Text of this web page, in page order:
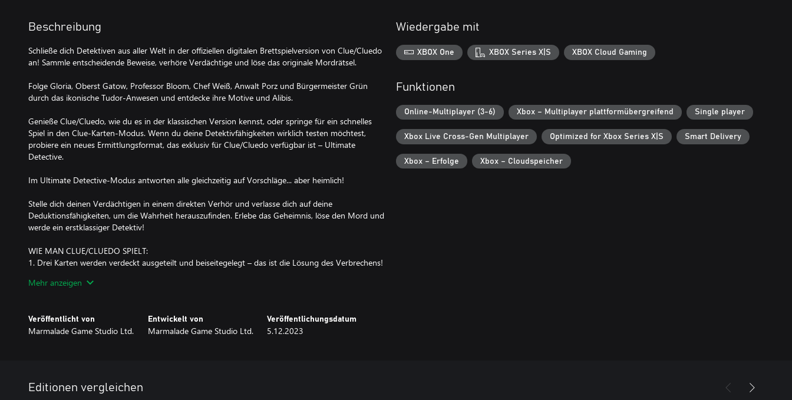
Beschreibung
Schließe dich Detektiven aus aller Welt in der offiziellen digitalen Brettspielversion von Clue/Cluedo
an! Sammle entscheidende Beweise, verhöre Verdächtige und löse das originale Mordrätsel.
Folge Gloria, Oberst Gatow, Professor Bloom, Chef Weiß, Anwalt Porz und Bürgermeister Grün
durch das ikonische Tudor-Anwesen und entdecke ihre Motive und Alibis.
Genieße Clue/Cluedo, wie du es in der klassischen Version kennst, oder springe für ein schnelles
Spiel in den Clue-Karten-Modus. Wenn du deine Detektivfähigkeiten wirklich testen möchtest,
probiere ein neues Ermittlungsformat, das exklusiv für Clue/Cluedo verfügbar ist – Ultimate
Detective.
Im Ultimate Detective-Modus antworten alle gleichzeitig auf Vorschläge... aber heimlich!
Stelle dich deinen Verdächtigen in einem direkten Verhör und verlasse dich auf deine
Deduktionsfähigkeiten, um die Wahrheit herauszufinden. Erlebe das Geheimnis, löse den Mord und
werde ein erstklassiger Detektiv!
WIE MAN CLUE/CLUEDO SPIELT:
1. Drei Karten werden verdeckt ausgeteilt und beiseitegelegt – das ist die Lösung des Verbrechens!
sie nicht Teil der Lösung sein können.
nach der Mörder ist, welche Waffe sie benutzt haben und wo das Verbrechen stattfand.
5. Andere Spieler werden dann versuchen, deinen Vorschlag zu widerlegen; wenn einer deiner
widerlegt wurden.
7. Denkst du, du hast es herausgefunden? Es ist Zeit, eine Anklage zu erheben! Sei jedoch vorsichtig
Mehr anzeigen
Veröffentlicht von
Marmalade Game Studio Ltd.
Entwickelt von
Marmalade Game Studio Ltd.
Veröffentlichungsdatum
5.12.2023
Wiedergabe mit
XBOX One XBOX Series X|S XBOX Cloud Gaming
Funktionen
Online-Multiplayer (3-6) Xbox – Multiplayer plattformübergreifend Single player
Xbox Live Cross-Gen Multiplayer Optimized for Xbox Series X|S Smart Delivery
Xbox – Erfolge Xbox – Cloudspeicher
Editionen vergleichen